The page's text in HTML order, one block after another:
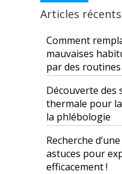
Articles récents
Comment
mauvaises
par des
Découverte des
thermale pour
la phlébologie
Recherche
astuces pour
efficacement !